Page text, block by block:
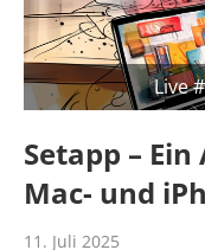
Live
Setapp –
Mac- und
11. Juli 2025